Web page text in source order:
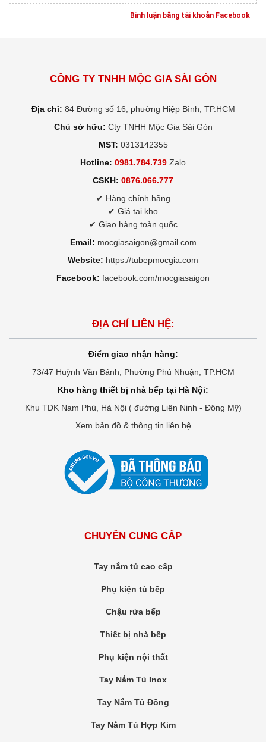
Bình luận bằng tài khoản Facebook
CÔNG TY TNHH MỘC GIA SÀI GÒN
Địa chỉ: 84 Đường số 16, phường Hiệp Bình, TP.HCM
Chủ sở hữu: Cty TNHH Mộc Gia Sài Gòn
MST: 0313142355
Hotline: 0981.784.739 Zalo
CSKH: 0876.066.777
✔ Hàng chính hãng
✔ Giá tại kho
✔ Giao hàng toàn quốc
Email: mocgiasaigon@gmail.com
Website: https://tubepmocgia.com
Facebook: facebook.com/mocgiasaigon
ĐỊA CHỈ LIÊN HỆ:
Điểm giao nhận hàng:
73/47 Huỳnh Văn Bánh, Phường Phú Nhuận, TP.HCM
Kho hàng thiết bị nhà bếp tại Hà Nội:
Khu TDK Nam Phù, Hà Nội ( đường Liên Ninh - Đông Mỹ)
Xem bản đồ & thông tin liên hệ
CHUYÊN CUNG CẤP
Tay nắm tủ cao cấp
Phụ kiện tủ bếp
Chậu rửa bếp
Thiết bị nhà bếp
Phụ kiện nội thất
Tay Nắm Tủ Inox
Tay Nắm Tủ Đồng
Tay Nắm Tủ Hợp Kim